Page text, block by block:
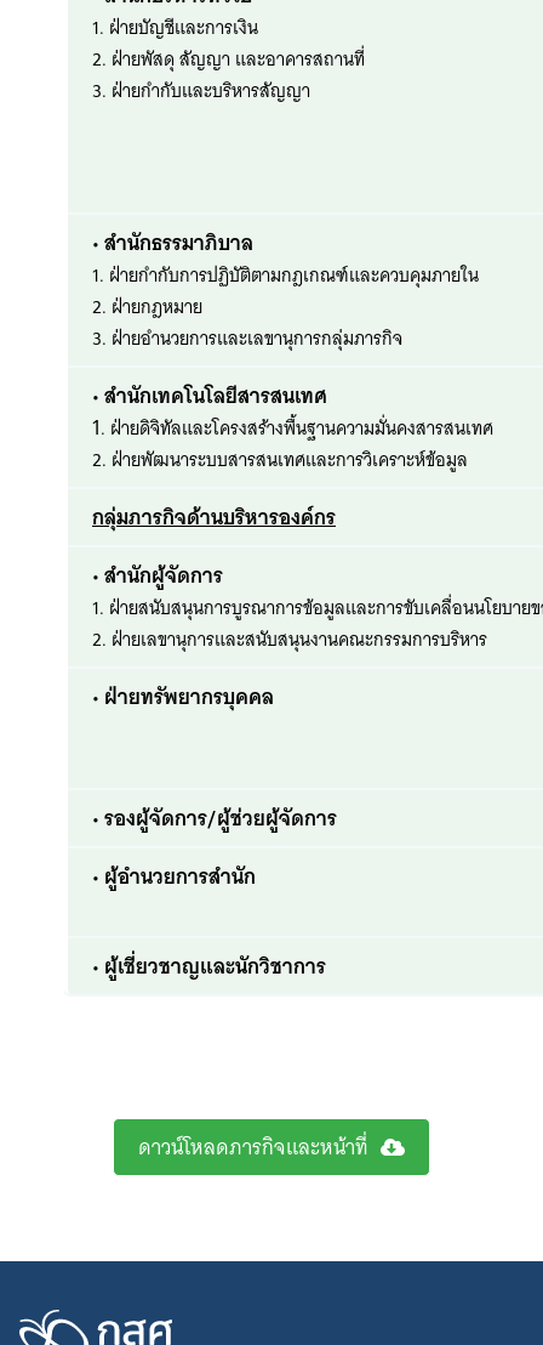
1. ฝ่ายบัญชีและการเงิน
2. ฝ่ายพัสดุ สัญญา และอาคารสถานที่
3. ฝ่ายกำกับและบริหารสัญญา
• สำนักธรรมาภิบาล
1. ฝ่ายกำกับการปฏิบัติตามกฎเกณฑ์และควบคุมภายใน
2. ฝ่ายกฎหมาย
3. ฝ่ายอำนวยการและเลขานุการกลุ่มภารกิจ
• สำนักเทคโนโลยีสารสนเทศ
1. ฝ่ายดิจิทัลและโครงสร้างพื้นฐานความมั่นคงสารสนเทศ
2. ฝ่ายพัฒนาระบบสารสนเทศและการวิเคราะห์ข้อมูล
กลุ่มภารกิจด้านบริหารองค์กร
• สำนักผู้จัดการ
1. ฝ่ายสนับสนุนการบูรณาการข้อมูลและการขับเคลื่อนนโยบาย
2. ฝ่ายเลขานุการและสนับสนุนงานคณะกรรมการบริหาร
• ฝ่ายทรัพยากรบุคคล
• รองผู้จัดการ/ผู้ช่วยผู้จัดการ
• ผู้อำนวยการสำนัก
• ผู้เชี่ยวชาญและนักวิชาการ
ดาวน์โหลดภารกิจและหน้าที่